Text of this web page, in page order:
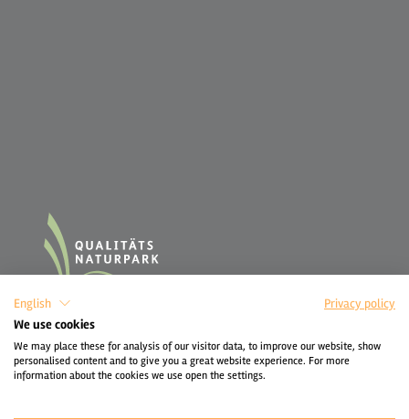
English
Privacy policy
We use cookies
We may place these for analysis of our visitor data, to improve our website, show
personalised content and to give you a great website experience. For more
information about the cookies we use open the settings.